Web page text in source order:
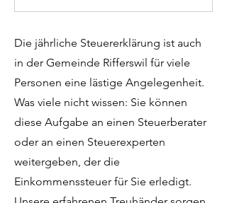
Die jährliche Steuererklärung ist auch
in der Gemeinde Rifferswil für viele
Personen eine lästige Angelegenheit.
Was viele nicht wissen: Sie können
diese Aufgabe an einen Steuerberater
oder an einen Steuerexperten
weitergeben, der die
Einkommenssteuer für Sie erledigt.